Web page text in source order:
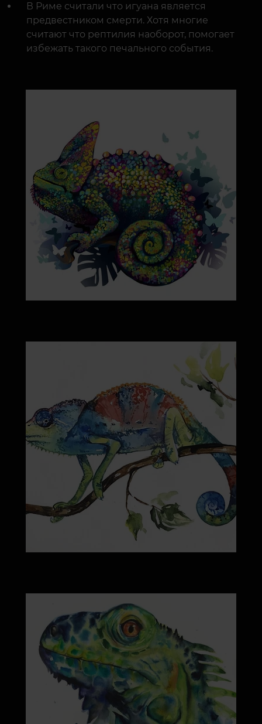
В Риме считали что игуана является
предвестником смерти. Хотя многие
считают что рептилия наоборот, помогает
избежать такого печального события.